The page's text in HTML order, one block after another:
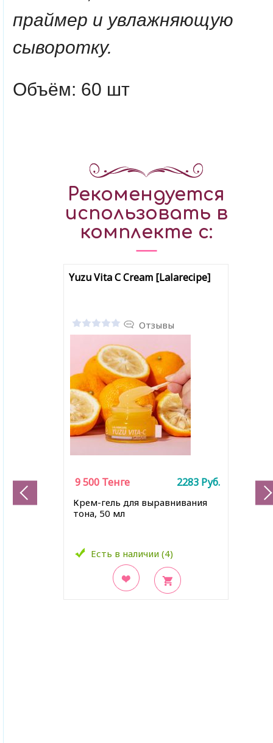
праймер и увлажняющую
сыворотку.
Объём: 60 шт
Рекомендуется
использовать в
комплекте с:
Yuzu Vita С Cream [Lalarecipe]
Отзывы
Крем-гель для выравнивания
тона, 50 мл
Есть в наличии (4)
9 500 Тенге 2283 Руб.